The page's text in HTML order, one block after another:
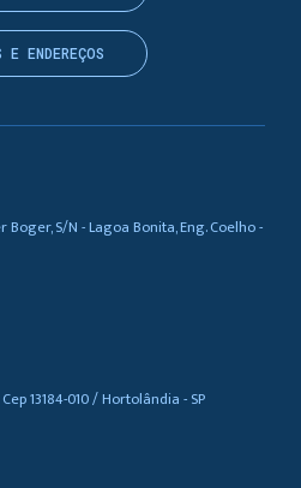
S/N - Lagoa Bonita, Eng. Coelho -
13184-010 / Hortolândia - SP
E ENDEREÇOS